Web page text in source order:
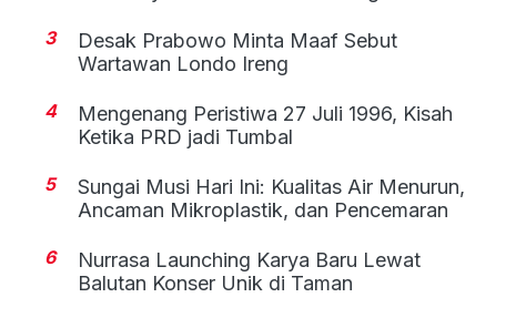
3
Desak Prabowo Minta Maaf Sebut
Wartawan Londo Ireng
4
Mengenang Peristiwa 27 Juli 1996, Kisah
Ketika PRD jadi Tumbal
5
Sungai Musi Hari Ini: Kualitas Air Menurun,
Ancaman Mikroplastik, dan Pencemaran
6
Nurrasa Launching Karya Baru Lewat
Balutan Konser Unik di Taman